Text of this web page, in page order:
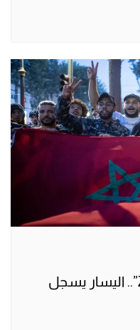
أمام مؤشرات عزلة “حركة Z”.. اليسار يسجل